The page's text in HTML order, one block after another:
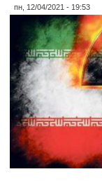
пн, 12/04/2021 - 19:53